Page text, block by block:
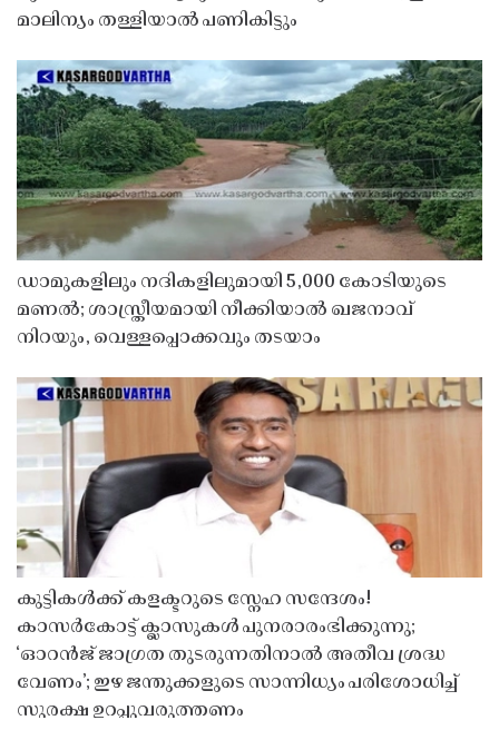
മാലിന്യം തള്ളിയാൽ പണികിട്ടും
ഡാമുകളിലും നദികളിലുമായി 5,000 കോടിയുടെ
മണൽ; ശാസ്ത്രീയമായി നീക്കിയാൽ ഖജനാവ്
നിറയും, വെള്ളപ്പൊക്കവും തടയാം
കുട്ടികൾക്ക് കളക്ടറുടെ സ്നേഹ സന്ദേശം!
കാസർകോട്ട് ക്ലാസുകൾ പുനരാരംഭിക്കുന്നു;
‘ഓറൻജ് ജാഗ്രത തുടരുന്നതിനാൽ അതീവ ശ്രദ്ധ
വേണം’; ഇഴ ജന്തുക്കളുടെ സാന്നിധ്യം പരിശോധിച്ച്
സുരക്ഷ ഉറപ്പുവരുത്തണം